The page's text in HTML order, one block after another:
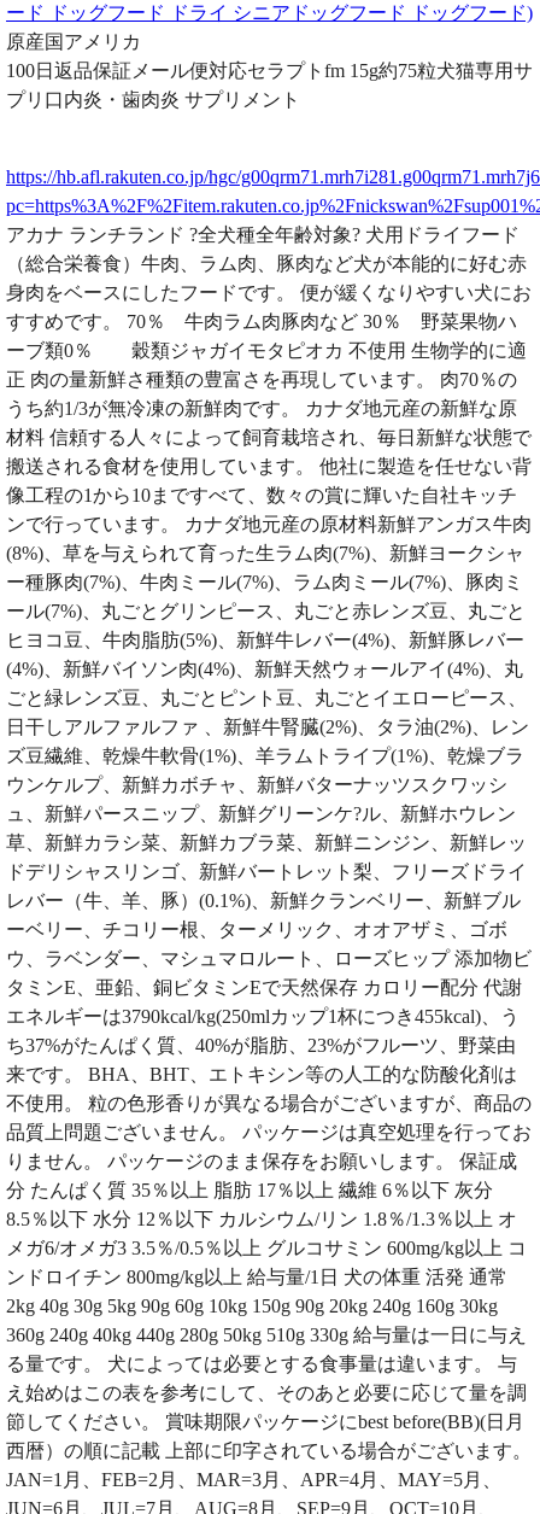
ード ドッグフード ドライ シニアドッグフード ドッグフード)
原産国アメリカ
100日返品保証メール便対応セラプトfm 15g約75粒犬猫専用サ
プリ口内炎・歯肉炎 サプリメント
https://hb.afl.rakuten.co.jp/hgc/
アカナ ランチランド ?全犬種全年齢対象? 犬用ドライフード
（総合栄養食）牛肉、ラム肉、豚肉など犬が本能的に好む赤
身肉をベースにしたフードです。 便が緩くなりやすい犬にお
すすめです。 70％ 牛肉ラム肉豚肉など 30％ 野菜果物ハ
ーブ類0％ 穀類ジャガイモタピオカ 不使用 生物学的に適
正 肉の量新鮮さ種類の豊富さを再現しています。 肉70％の
うち約1/3が無冷凍の新鮮肉です。 カナダ地元産の新鮮な原
材料 信頼する人々によって飼育栽培され、毎日新鮮な状態で
搬送される食材を使用しています。 他社に製造を任せない背
像工程の1から10まですべて、数々の賞に輝いた自社キッチ
ンで行っています。 カナダ地元産の原材料新鮮アンガス牛肉
(8%)、草を与えられて育った生ラム肉(7%)、新鮮ヨークシャ
ー種豚肉(7%)、牛肉ミール(7%)、ラム肉ミール(7%)、豚肉ミ
ール(7%)、丸ごとグリンピース、丸ごと赤レンズ豆、丸ごと
ヒヨコ豆、牛肉脂肪(5%)、新鮮牛レバー(4%)、新鮮豚レバー
(4%)、新鮮バイソン肉(4%)、新鮮天然ウォールアイ(4%)、丸
ごと緑レンズ豆、丸ごとピント豆、丸ごとイエローピース、
日干しアルファルファ 、新鮮牛腎臓(2%)、タラ油(2%)、レン
ズ豆繊維、乾燥牛軟骨(1%)、羊ラムトライプ(1%)、乾燥ブラ
ウンケルプ、新鮮カボチャ、新鮮バターナッツスクワッシ
ュ、新鮮パースニップ、新鮮グリーンケ?ル、新鮮ホウレン
草、新鮮カラシ菜、新鮮カブラ菜、新鮮ニンジン、新鮮レッ
ドデリシャスリンゴ、新鮮バートレット梨、フリーズドライ
レバー（牛、羊、豚）(0.1%)、新鮮クランベリー、新鮮ブル
ーベリー、チコリー根、ターメリック、オオアザミ、ゴボ
ウ、ラベンダー、マシュマロルート、ローズヒップ 添加物ビ
タミンE、亜鉛、銅ビタミンEで天然保存 カロリー配分 代謝
エネルギーは3790kcal/kg(250mlカップ1杯につき455kcal)、う
ち37%がたんぱく質、40%が脂肪、23%がフルーツ、野菜由
来です。 BHA、BHT、エトキシン等の人工的な防酸化剤は
不使用。 粒の色形香りが異なる場合がございますが、商品の
品質上問題ございません。 パッケージは真空処理を行ってお
りません。 パッケージのまま保存をお願いします。 保証成
分 たんぱく質 35％以上 脂肪 17％以上 繊維 6％以下 灰分
8.5％以下 水分 12％以下 カルシウム/リン 1.8％/1.3％以上 オ
メガ6/オメガ3 3.5％/0.5％以上 グルコサミン 600mg/kg以上 コ
ンドロイチン 800mg/kg以上 給与量/1日 犬の体重 活発 通常
2kg 40g 30g 5kg 90g 60g 10kg 150g 90g 20kg 240g 160g 30kg
360g 240g 40kg 440g 280g 50kg 510g 330g 給与量は一日に与え
る量です。 犬によっては必要とする食事量は違います。 与
え始めはこの表を参考にして、そのあと必要に応じて量を調
節してください。 賞味期限パッケージにbest before(BB)(日月
西暦）の順に記載 上部に印字されている場合がございます。
JAN=1月、FEB=2月、MAR=3月、APR=4月、MAY=5月、
JUN=6月、JUL=7月、AUG=8月、SEP=9月、OCT=10月、